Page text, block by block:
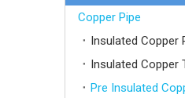
Copper Pipe
Insulated Copper
Insulated Copper
Pre Insulated